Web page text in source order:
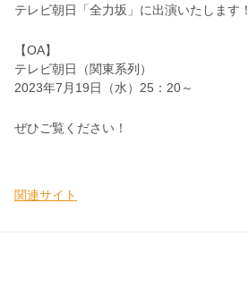
テレビ朝日「全力坂」に出演いたします！
【OA】
テレビ朝日（関東系列）
2023年7月19日（水）25：20～
ぜひご覧ください！
関連サイト